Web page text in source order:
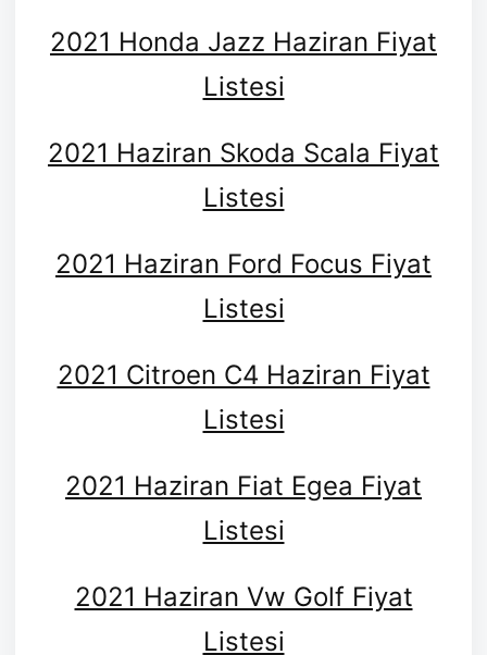
2021 Honda Jazz Haziran Fiyat
Listesi
2021 Haziran Skoda Scala Fiyat
Listesi
2021 Haziran Ford Focus Fiyat
Listesi
2021 Citroen C4 Haziran Fiyat
Listesi
2021 Haziran Fiat Egea Fiyat
Listesi
2021 Haziran Vw Golf Fiyat
Listesi